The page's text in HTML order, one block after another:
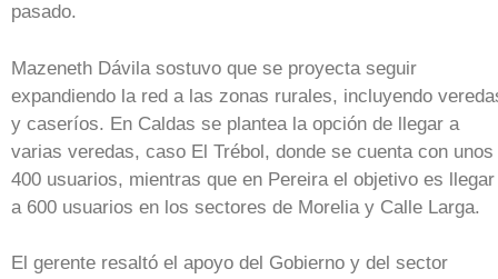
pasado.
Mazeneth Dávila sostuvo que se proyecta seguir
expandiendo la red a las zonas rurales, incluyendo
y caseríos. En Caldas se plantea la opción de llegar a
varias veredas, caso El Trébol, donde se cuenta con unos
400 usuarios, mientras que en Pereira el objetivo es llegar
a 600 usuarios en los sectores de Morelia y Calle Larga.
El gerente resaltó el apoyo del Gobierno y del sector